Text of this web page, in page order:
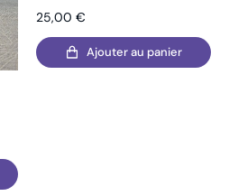
25,00 €
Ajouter au panier